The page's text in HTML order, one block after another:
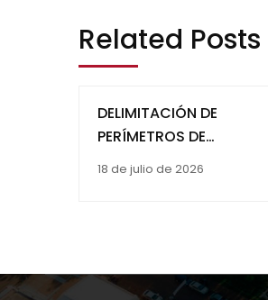
Related Posts
DELIMITACIÓN DE
PERÍMETROS DE
PROTECCIÓN PARA
18 de julio de 2026